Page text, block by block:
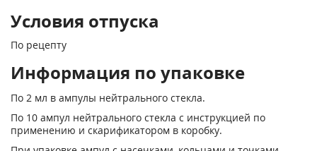
Условия отпуска
По рецепту
Информация по упаковке
По 2 мл в ампулы нейтрального стекла.
По 10 ампул нейтрального стекла с инструкцией по
применению и скарификатором в коробку.